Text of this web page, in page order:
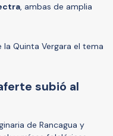
, ambas de amplia
Quinta Vergara el tema
subió al
de Rancagua y